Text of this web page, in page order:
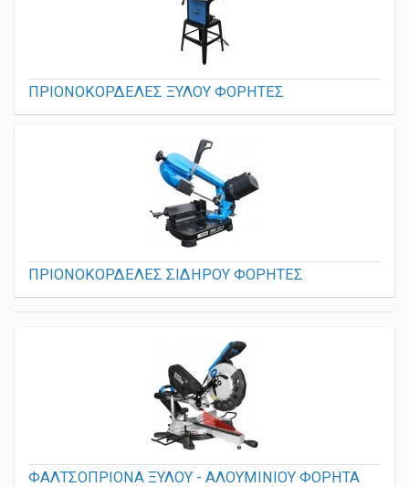
ΠΡΙΟΝΟΚΟΡΔΕΛΕΣ ΞΥΛΟΥ ΦΟΡΗΤΕΣ
ΠΡΙΟΝΟΚΟΡΔΕΛΕΣ ΣΙΔΗΡΟΥ ΦΟΡΗΤΕΣ
ΦΑΛΤΣΟΠΡΙΟΝΑ ΞΥΛΟΥ - ΑΛΟΥΜΙΝΙΟΥ ΦΟΡΗΤΑ